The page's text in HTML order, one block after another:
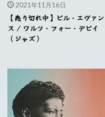
2021年11月16日
【売り切れ中】ビル・エヴァン
ス / ワルツ・フォー・デビイ
（ジャズ）